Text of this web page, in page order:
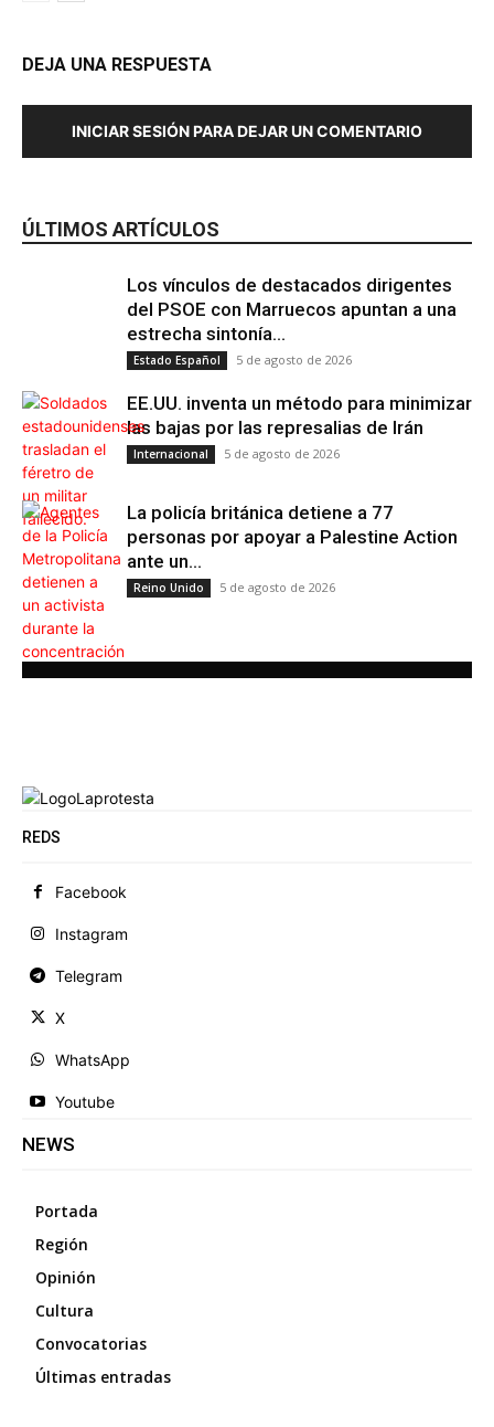
DEJA UNA RESPUESTA
INICIAR SESIÓN PARA DEJAR UN COMENTARIO
ÚLTIMOS ARTÍCULOS
Los vínculos de destacados dirigentes
del PSOE con Marruecos apuntan a una
estrecha sintonía...
Estado Español 5 de agosto de 2026
EE.UU. inventa un método para minimizar
las bajas por las represalias de Irán
Internacional 5 de agosto de 2026
La policía británica detiene a 77
personas por apoyar a Palestine Action
ante un...
Reino Unido 5 de agosto de 2026
REDS
Facebook
Instagram
Telegram
X
WhatsApp
Youtube
NEWS
Portada
Región
Opinión
Cultura
Convocatorias
Últimas entradas